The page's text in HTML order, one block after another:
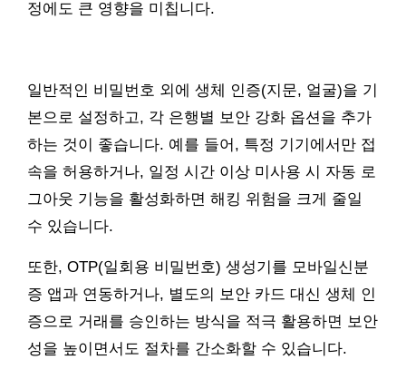
정에도 큰 영향을 미칩니다.
일반적인 비밀번호 외에 생체 인증(지문, 얼굴)을 기
본으로 설정하고, 각 은행별 보안 강화 옵션을 추가
하는 것이 좋습니다. 예를 들어, 특정 기기에서만 접
속을 허용하거나, 일정 시간 이상 미사용 시 자동 로
그아웃 기능을 활성화하면 해킹 위험을 크게 줄일
수 있습니다.
또한, OTP(일회용 비밀번호) 생성기를 모바일신분
증 앱과 연동하거나, 별도의 보안 카드 대신 생체 인
증으로 거래를 승인하는 방식을 적극 활용하면 보안
성을 높이면서도 절차를 간소화할 수 있습니다.